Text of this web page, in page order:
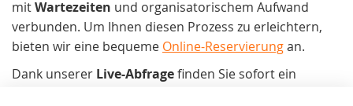
mitWartezeiten und organisatorischem Aufwand
verbunden. Um Ihnen diesen Prozess zu erleichtern,
bieten wir eine bequeme Online-Reservierungan.
Dank unserer Live-Abfragefinden Sie sofort ein